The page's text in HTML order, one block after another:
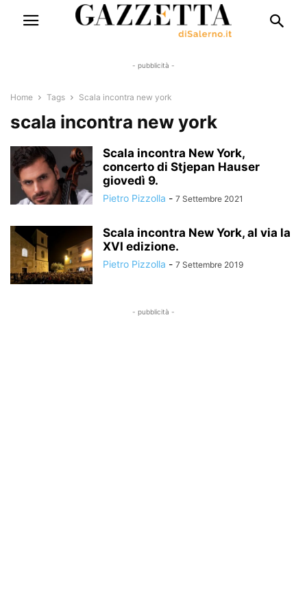
- pubblicità -
Home Tags Scala incontra new york
scala incontra new york
Scala incontra New York,
concerto di Stjepan Hauser
giovedì 9.
Pietro Pizzolla - 7 Settembre 2021
Scala incontra New York, al via la
XVI edizione.
Pietro Pizzolla - 7 Settembre 2019
- pubblicità -